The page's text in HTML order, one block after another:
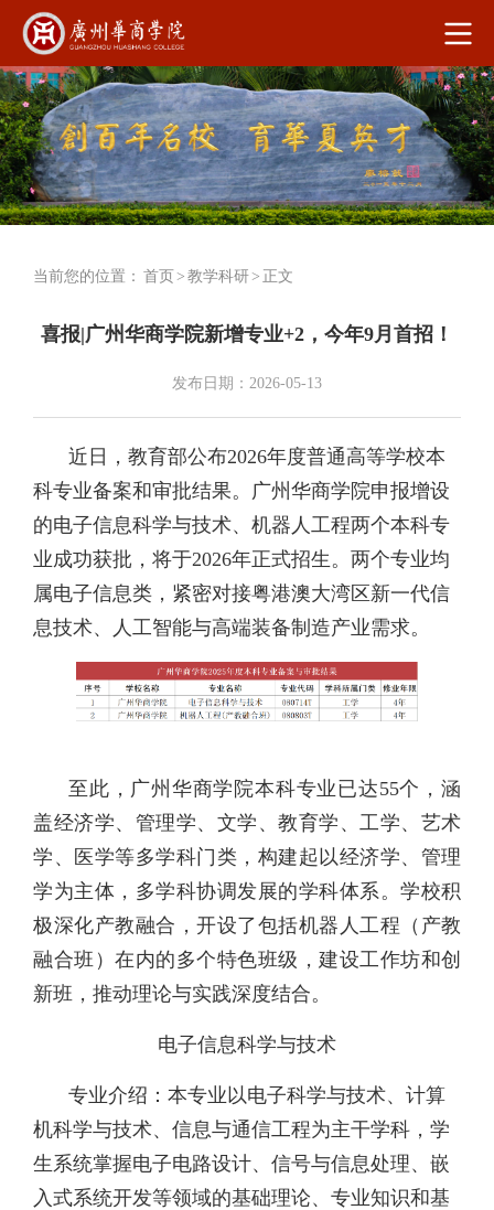
当前您的位置： 首页 > 教学科研> 正文
喜报|广州华商学院新增专业+2，今年9月首招！
发布日期：2026-05-13
近日，教育部公布2026年度普通高等学校本
科专业备案和审批结果。广州华商学院申报增设
的电子信息科学与技术、机器人工程两个本科专
业成功获批，将于2026年正式招生。 两个专业均
属电子信息类，紧密对接粤港澳大湾区新一代信
息技术、人工智能与高端装备制造产业需求。
至此，广州华商学院本科专业已达55个，涵
盖经济学、管理学、文学、教育学、工学、艺术
学、医学等多学科门类，构建起以经济学、管理
学为主体，多学科协调发展的学科体系。学校积
极深化产教融合，开设了包括机器人工程（产教
融合班）在内的多个特色班级，建设工作坊和创
新班，推动理论与实践深度结合。
电子信息科学与技术
专业介绍： 本专业以电子科学与技术、计算
机科学与技术、信息与通信工程为主干学科，学
生系统掌握电子电路设计、信号与信息处理、嵌
入式系统开发等领域的基础理论、专业知识和基